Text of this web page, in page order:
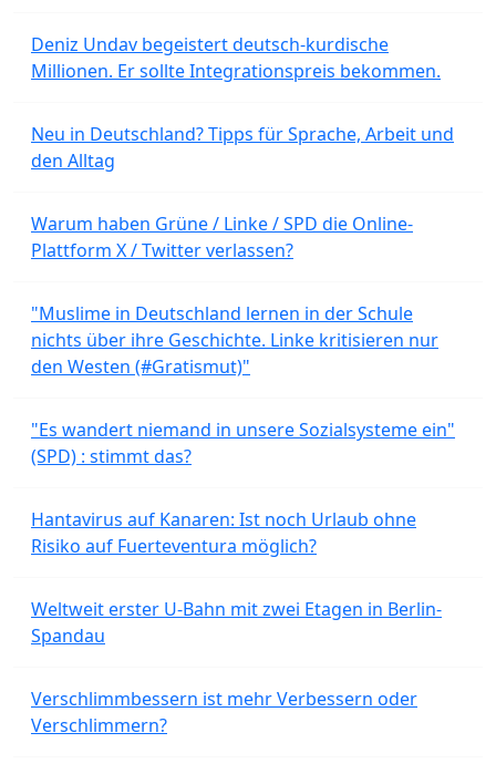
Deniz Undav begeistert deutsch-kurdische
Millionen. Er sollte Integrationspreis bekommen.
Neu in Deutschland? Tipps für Sprache, Arbeit und
den Alltag
Warum haben Grüne / Linke / SPD die Online-
Plattform X / Twitter verlassen?
"Muslime in Deutschland lernen in der Schule
nichts über ihre Geschichte. Linke kritisieren nur
den Westen (#Gratismut)"
"Es wandert niemand in unsere Sozialsysteme ein"
(SPD) : stimmt das?
Hantavirus auf Kanaren: Ist noch Urlaub ohne
Risiko auf Fuerteventura möglich?
Weltweit erster U-Bahn mit zwei Etagen in Berlin-
Spandau
Verschlimmbessern ist mehr Verbessern oder
Verschlimmern?